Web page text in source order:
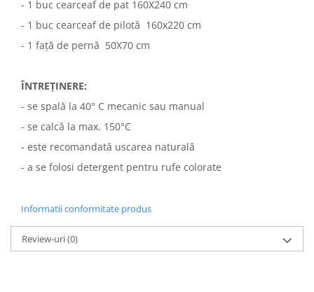
- 1 buc cearceaf de pat 160X240 cm
- 1 buc cearceaf de pilotă 160x220 cm
- 1 față de pernă 50X70 cm
ÎNTREȚINERE:
- se spală la 40° C mecanic sau manual
- se calcă la max. 150°C
- este recomandată uscarea naturală
- a se folosi detergent pentru rufe colorate
Informatii conformitate produs
Review-uri(0)